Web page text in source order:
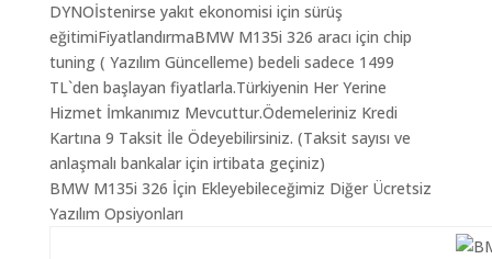
DYNOİstenirse yakıt ekonomisi için sürüş
eğitimiFiyatlandırmaBMW M135i 326 aracı için chip
tuning ( Yazılım Güncelleme) bedeli sadece 1499
TL`den başlayan fiyatlarla.Türkiyenin Her Yerine
Hizmet İmkanımız Mevcuttur.Ödemeleriniz Kredi
Kartına 9 Taksit İle Ödeyebilirsiniz. (Taksit sayısı ve
anlaşmalı bankalar için irtibata geçiniz)
BMW M135i 326 İçin Ekleyebileceğimiz Diğer Ücretsiz
Yazılım Opsiyonları